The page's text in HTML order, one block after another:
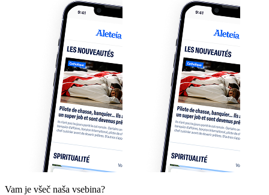
Vam je všeč naša vsebina?